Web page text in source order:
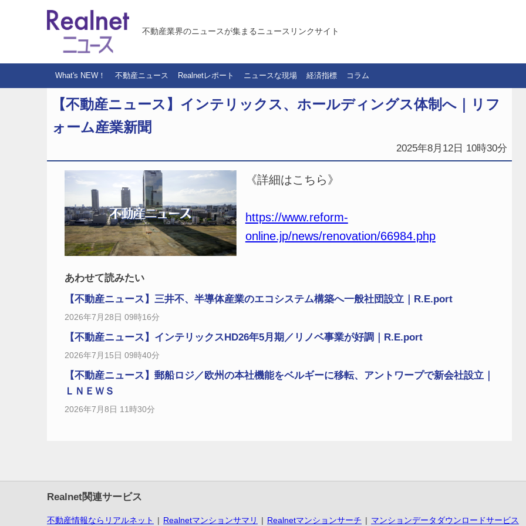
不動産業界のニュースが集まるニュースリンクサイト
What's NEW！ 不動産ニュース Realnetレポート ニュースな現場 経済指標 コラム
【不動産ニュース】インテリックス、ホールディングス体制へ｜リフ
ォーム産業新聞
2025年8月12日 10時30分
《詳細はこちら》
https://www.reform-
online.jp/news/renovation/66984.php
あわせて読みたい
【不動産ニュース】三井不、半導体産業のエコシステム構築へ一般社団設立｜R.E.port
2026年7月28日 09時16分
【不動産ニュース】インテリックスHD26年5月期／リノベ事業が好調｜R.E.port
2026年7月15日 09時40分
【不動産ニュース】郵船ロジ／欧州の本社機能をベルギーに移転、アントワープで新会社設立｜
ＬＮＥＷＳ
2026年7月8日 11時30分
Realnet関連サービス
不動産情報ならリアルネット Realnetマンションサマリ Realnetマンションサーチ マンションデータダウンロードサービス